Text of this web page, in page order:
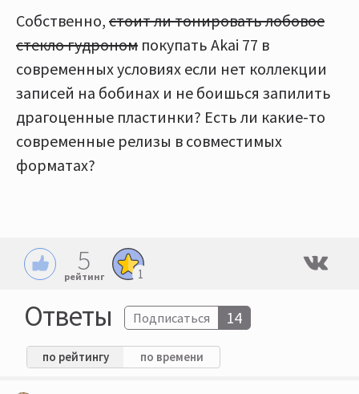
Собственно, стоит ли тонировать лобовое
стекло гудроном покупать Akai 77 в
современных условиях если нет коллекции
записей на бобинах и не боишься запилить
драгоценные пластинки? Есть ли какие-то
современные релизы в совместимых
форматах?
5
рейтинг 1
Ответы Подписаться 14
по рейтингу по времени